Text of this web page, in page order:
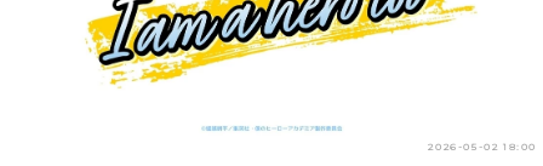
今期アニメ曜日別一覧
2026-05-02 18:00